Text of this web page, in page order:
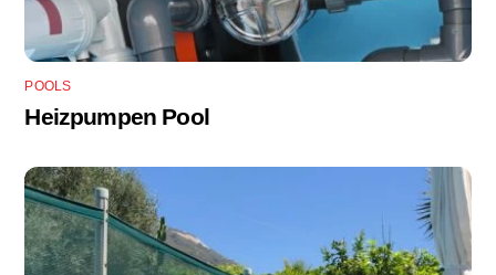
POOLS
Heizpumpen Pool